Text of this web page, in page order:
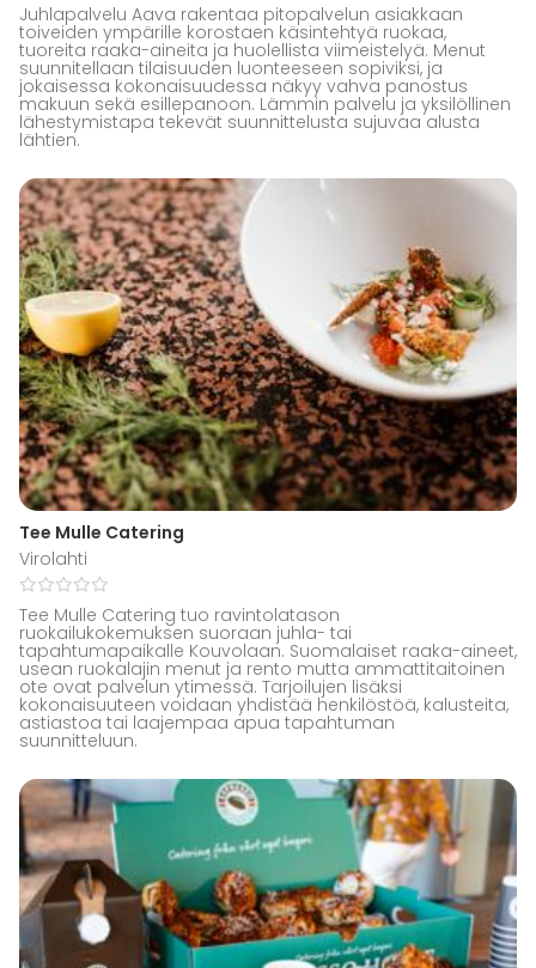
Juhlapalvelu Aava rakentaa pitopalvelun asiakkaan
toiveiden ympärille korostaen käsintehtyä ruokaa,
tuoreita raaka-aineita ja huolellista viimeistelyä. Menut
suunnitellaan tilaisuuden luonteeseen sopiviksi, ja
jokaisessa kokonaisuudessa näkyy vahva panostus
makuun sekä esillepanoon. Lämmin palvelu ja yksilöllinen
lähestymistapa tekevät suunnittelusta sujuvaa alusta
lähtien.
Tee Mulle Catering
Virolahti
Tee Mulle Catering tuo ravintolatason
ruokailukokemuksen suoraan juhla- tai
tapahtumapaikalle Kouvolaan. Suomalaiset raaka-aineet,
usean ruokalajin menut ja rento mutta ammattitaitoinen
ote ovat palvelun ytimessä. Tarjoilujen lisäksi
kokonaisuuteen voidaan yhdistää henkilöstöä, kalusteita,
astiastoa tai laajempaa apua tapahtuman
suunnitteluun.